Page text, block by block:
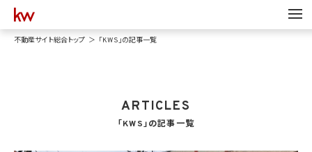
不動産サイト総合トップ 「KWS」の記事一覧
ARTICLES
「KWS」の記事一覧